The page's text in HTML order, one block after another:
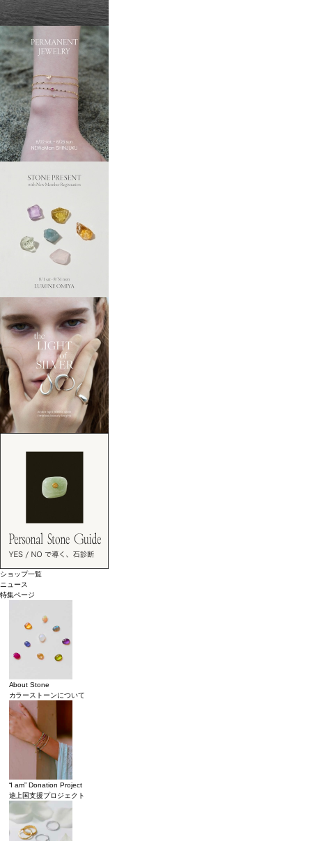
ショップ一覧
ニュース
特集ページ
About Stone
カラーストーンについて
“I am” Donation Project
途上国支援プロジェクト